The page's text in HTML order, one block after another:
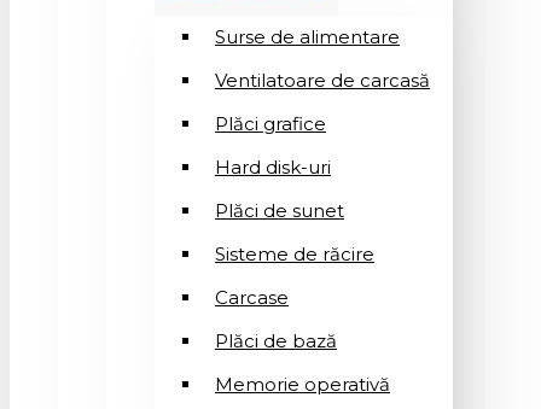
Surse de alimentare
Ventilatoare de carcasă
Plăci grafice
Hard disk-uri
Plăci de sunet
Sisteme de răcire
Carcase
Plăci de bază
Memorie operativă